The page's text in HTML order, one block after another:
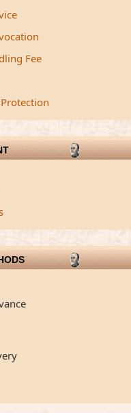
Fee